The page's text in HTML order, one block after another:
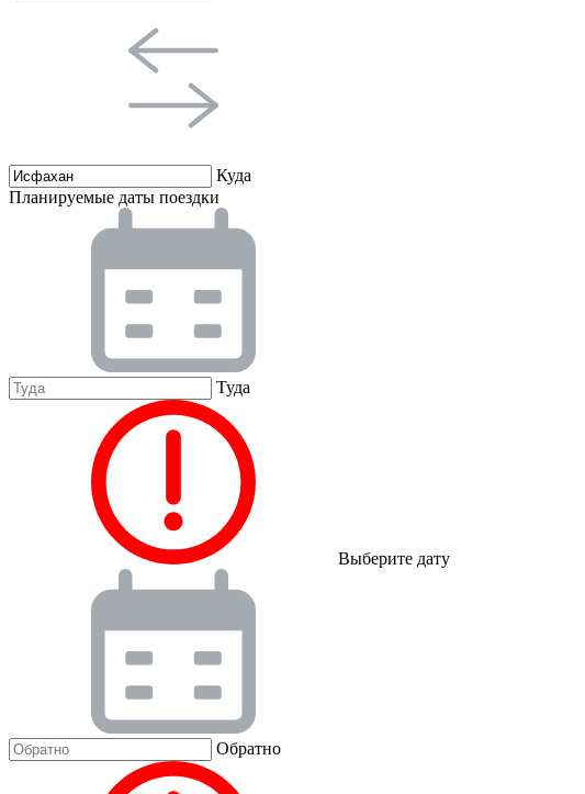
Куда
Планируемые даты поездки
Туда
Выберите дату
Обратно